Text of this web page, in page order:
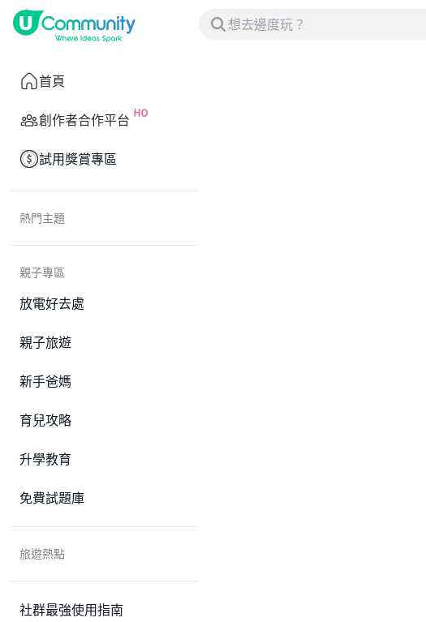
首頁
創作者合作平台
試用獎賞專區
熱門主題
親子專區
放電好去處
親子旅遊
新手爸媽
育兒攻略
升學教育
免費試題庫
旅遊熱點
社群最強使用指南